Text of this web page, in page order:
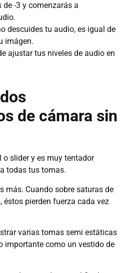
de -3 y comenzarás a
descuides tu audio, es igual de
imágen.
ajustar tus niveles de audio en
de cámara sin
slider y es muy tentador
todas tus tomas.
más. Cuando sobre saturas de
éstos pierden fuerza cada vez
varias tomas semi estáticas
importante como un vestido de